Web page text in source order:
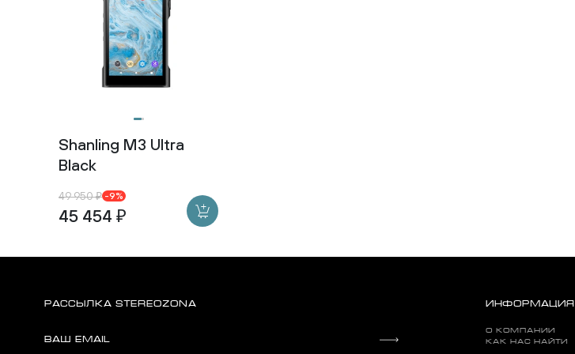
Shanling M3 Ultra
Black
49 950 ₽ -9%
45 454 ₽
РАССЫЛКА STEREOZONA ИНФОРМАЦИЯ
О КОМПАНИИ
КАК НАС НАЙТИ